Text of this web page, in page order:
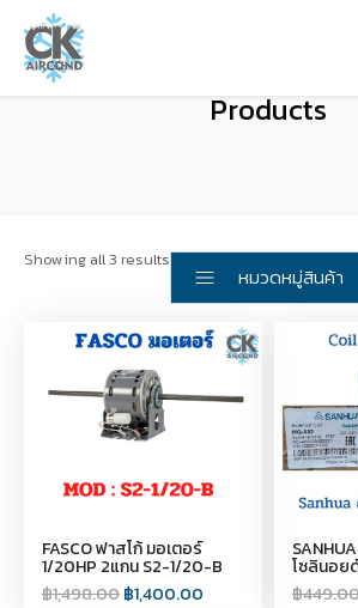
Products
Showing all 3 results
หมวดหมู่สินค้า
FASCO ฟาสโก้ มอเตอร์
1/20HP 2แกน S2-1/20-B
฿1,498.00฿1,400.00
โซลินอย
฿